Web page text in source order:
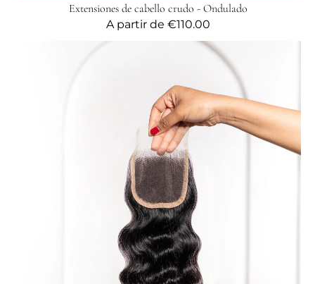
Extensiones de cabello crudo - Ondulado
Precio
A partir de €110.00